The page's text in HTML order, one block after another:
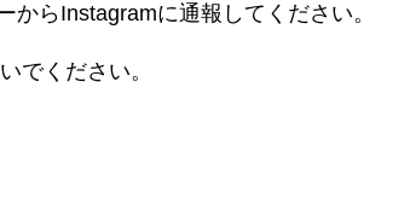
らInstagramに通報してください。
でください。